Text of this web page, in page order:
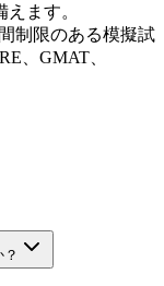
ます。
制限のある模擬試
、GMAT、